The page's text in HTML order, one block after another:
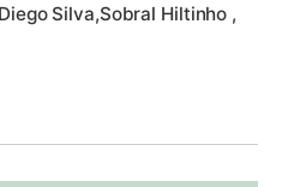
Silva,Sobral Hiltinho ,